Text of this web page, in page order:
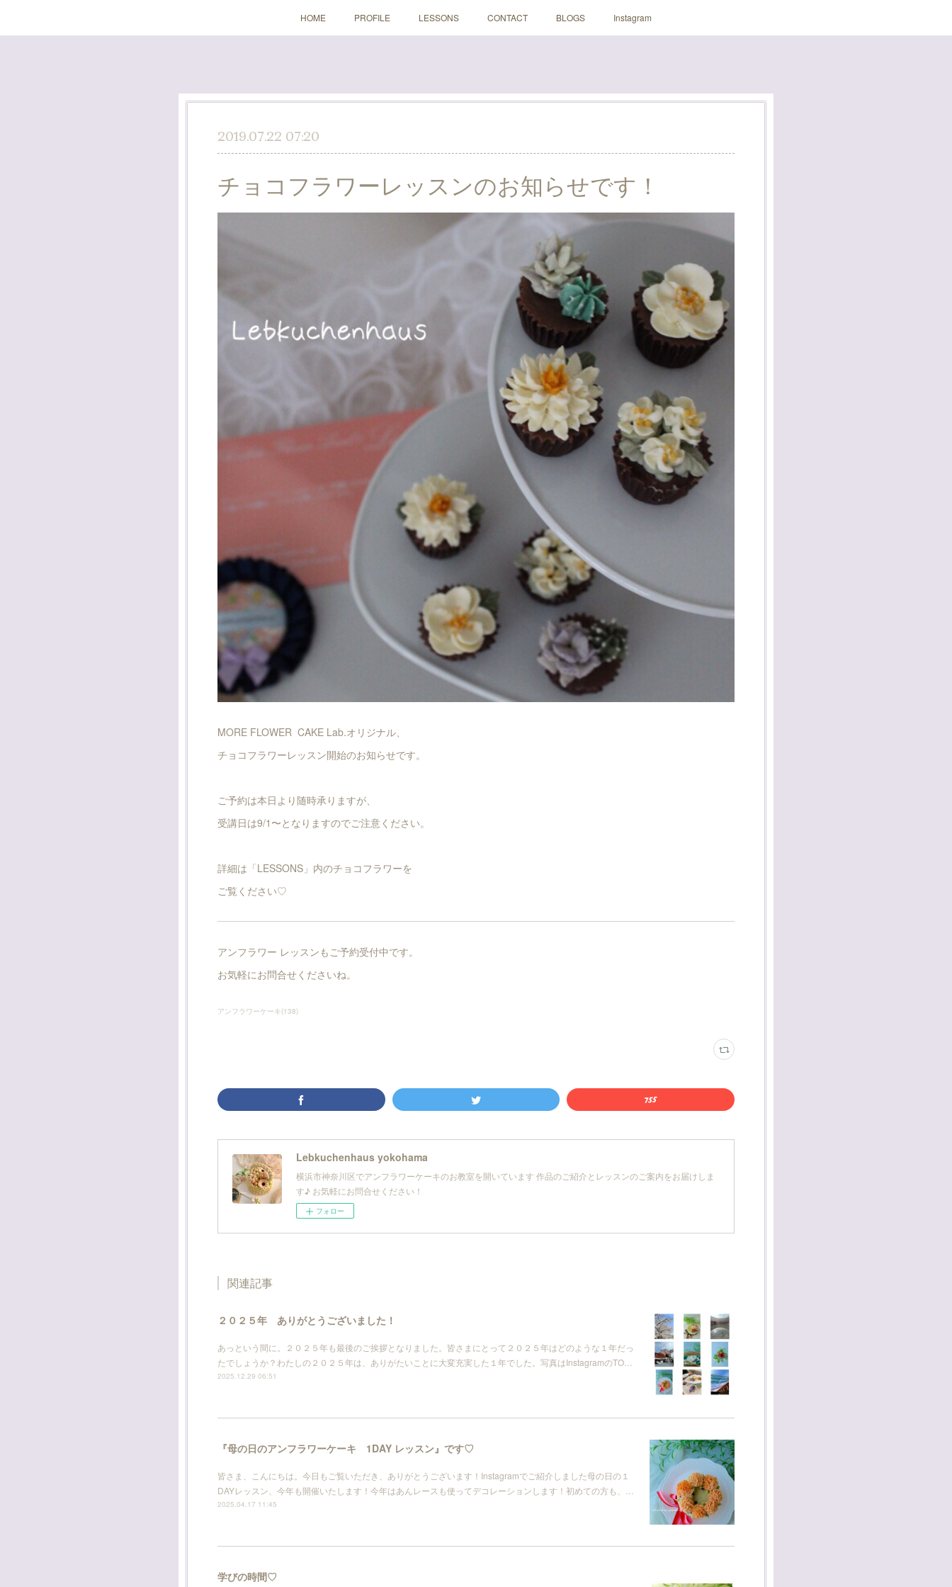
HOME PROFILE LESSONS CONTACT BLOGS Instagram
2019.07.22 07:20
チョコフラワーレッスンのお知らせです！
MORE FLOWER CAKE Lab.オリジナル、
チョコフラワーレッスン開始のお知らせです。
ご予約は本日より随時承りますが、
受講日は9/1〜となりますのでご注意ください。
詳細は「LESSONS」内のチョコフラワーを
ご覧ください♡
アンフラワー レッスンもご予約受付中です。
お気軽にお問合せくださいね。
アンフラワーケーキ (138)
Lebkuchenhaus yokohama
横浜市神奈川区でアンフラワーケーキのお教室を開いています 作品のご紹介とレッスンのご案内をお届けしま
す♪ お気軽にお問合せください！
フォロー
関連記事
２０２５年 ありがとうございました！
あっという間に。２０２５年も最後のご挨拶となりました。皆さまにとって２０２５年はどのような１年だっ
たでしょうか？わたしの２０２５年は、ありがたいことに大変充実した１年でした。写真はInstagramのTO…
2025.12.29 06:51
『母の日のアンフラワーケーキ 1DAY レッスン』です♡
皆さま、こんにちは。今日もご覧いただき、ありがとうございます！Instagramでご紹介しました母の日の１
DAYレッスン、今年も開催いたします！今年はあんレースも使ってデコレーションします！初めての方も、…
2025.04.17 11:45
学びの時間♡